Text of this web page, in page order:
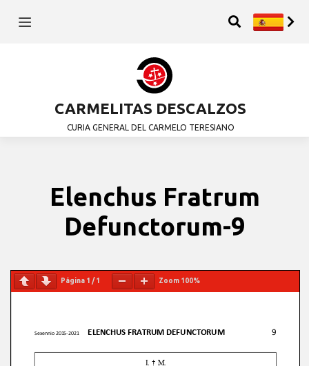
CARMELITAS DESCALZOS
CURIA GENERAL DEL CARMELO TERESIANO
Elenchus Fratrum
Defunctorum-9
Página 1 /1 Zoom 100%